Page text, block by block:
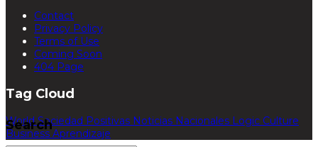
Contact
Privacy Policy
Terms of Use
Coming Soon
404 Page
Tag Cloud
WorldSociedad Positivas Noticias Nacionales Logic Culture
BusinessAprendizaje
Search